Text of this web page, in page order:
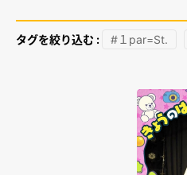
タグを絞り込む : #１par=St.